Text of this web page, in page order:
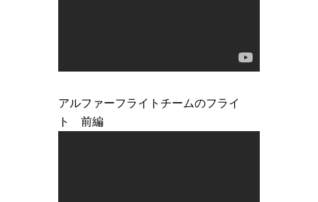
アルファーフライトチームのフライ
ト 前編